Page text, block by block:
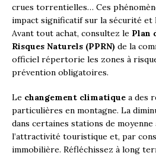
crues torrentielles… Ces
impact significatif sur la sécurité et
Avant tout achat, consultez le Plan
Risques Naturels (PPRN) de la
officiel répertorie les zones à
prévention obligatoires.
Le changement climatique a des
particulières en montagne. La
dans certaines stations de
l’attractivité touristique et, par
immobilière. Réfléchissez à long